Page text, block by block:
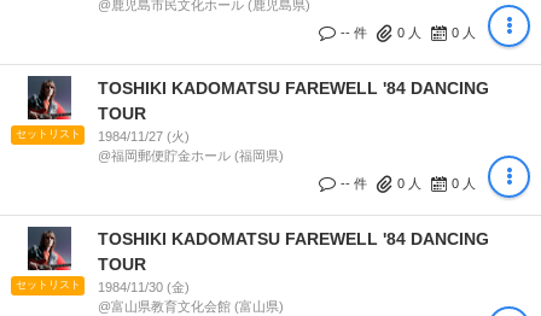
@鹿児島市民文化ホール (鹿児島県)
-- 件
0 人 0 人
セットリスト
TOSHIKI KADOMATSU FAREWELL '84 DANCING
TOUR
1984/11/27 (火)
@福岡郵便貯金ホール (福岡県)
-- 件
0 人 0 人
セットリスト
TOSHIKI KADOMATSU FAREWELL '84 DANCING
TOUR
1984/11/30 (金)
@富山県教育文化会館 (富山県)